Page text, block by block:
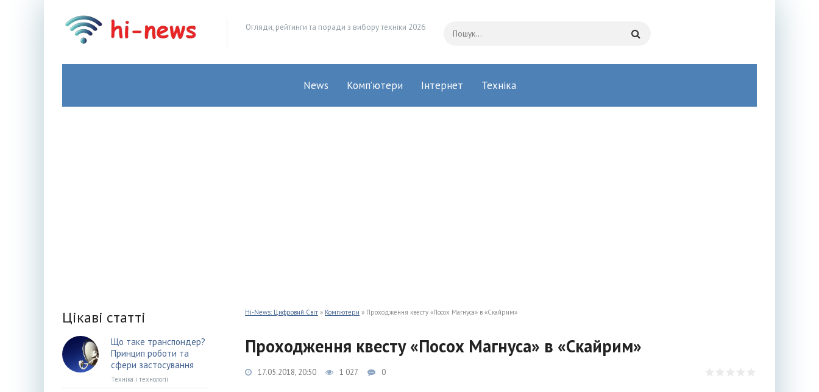
Огляди, рейтинги та поради з вибору техніки 2026
News Комп’ютери Інтернет Техніка
Hi-News: Цифровий Світ » Компютери » Проходження квесту «Посох Магнуса» в «Скайрим»
Проходження квесту «Посох Магнуса» в «Скайрим»
17.05.2018, 20:50 1 027 0
Цікаві статті
Що таке транспондер?
Принцип роботи та
сфери застосування
Техніка і технології